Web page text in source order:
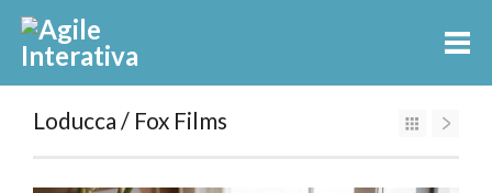
Loducca / Fox Films